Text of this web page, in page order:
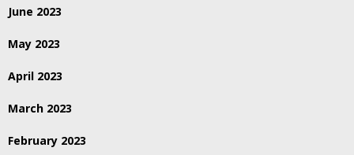
June 2023
May 2023
April 2023
March 2023
February 2023